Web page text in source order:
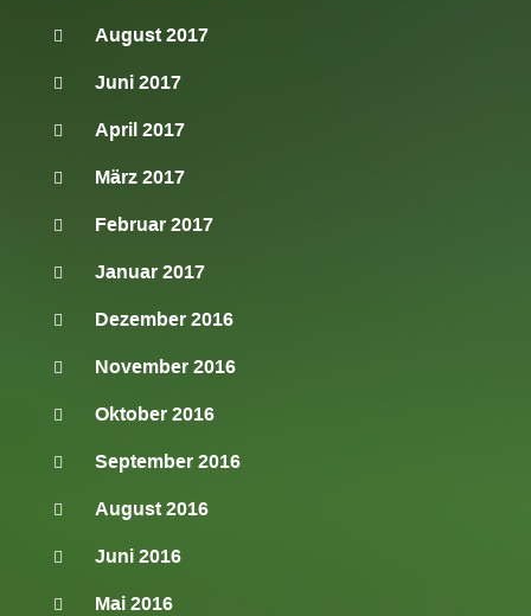
August 2017
Juni 2017
April 2017
März 2017
Februar 2017
Januar 2017
Dezember 2016
November 2016
Oktober 2016
September 2016
August 2016
Juni 2016
Mai 2016